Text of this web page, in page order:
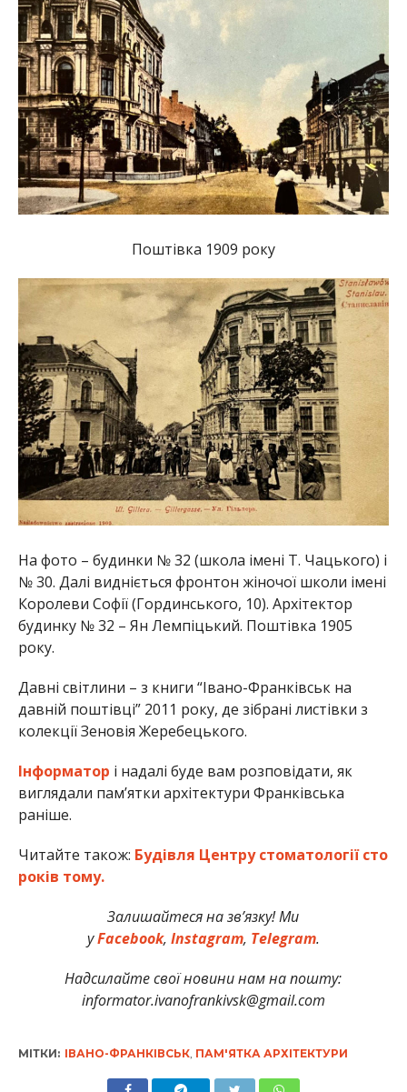
Поштівка 1909 року
На фото – будинки № 32 (школа імені Т. Чацького) і
№ 30. Далі видніється фронтон жіночої школи імені
Королеви Софії (Гординського, 10). Архітектор
будинку № 32 – Ян Лемпіцький. Поштівка 1905
року.
Давні світлини – з книги “Івано-Франківськ на
давній поштівці” 2011 року, де зібрані листівки з
колекції Зеновія Жеребецького.
Інформатор і надалі буде вам розповідати, як
виглядали пам’ятки архітектури Франківська
раніше.
Читайте також: Будівля Центру стоматології сто
років тому.
Залишайтеся на зв’язку! Ми
уFacebook, Instagram, Telegram.
Надсилайте свої новини нам на пошту:
informator.ivanofrankivsk@gmail.com
МІТКИ: ІВАНО-ФРАНКІВСЬК, ПАМ'ЯТКА АРХІТЕКТУРИ